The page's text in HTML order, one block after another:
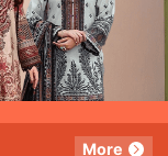
More